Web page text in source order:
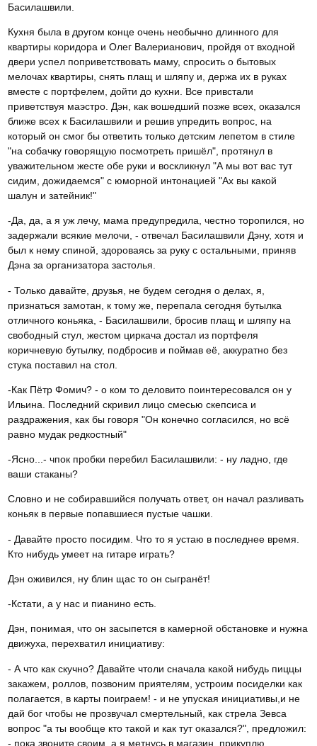
Басилашвили.
Кухня была в другом конце очень необычно длинного для
квартиры коридора и Олег Валерианович, пройдя от входной
двери успел поприветствовать маму, спросить о бытовых
мелочах квартиры, снять плащ и шляпу и, держа их в руках
вместе с портфелем, дойти до кухни. Все привстали
приветствуя маэстро. Дэн, как вошедший позже всех, оказался
ближе всех к Басилашвили и решив упредить вопрос, на
который он смог бы ответить только детским лепетом в стиле
"на собачку говорящую посмотреть пришёл", протянул в
уважительном жесте обе руки и воскликнул "А мы вот вас тут
сидим, дожидаемся" с юморной интонацией "Ах вы какой
шалун и затейник!"
-Да, да, а я уж лечу, мама предупредила, честно торопился, но
задержали всякие мелочи, - отвечал Басилашвили Дэну, хотя и
был к нему спиной, здороваясь за руку с остальными, приняв
Дэна за организатора застолья.
- Только давайте, друзья, не будем сегодня о делах, я,
признаться замотан, к тому же, перепала сегодня бутылка
отличного коньяка, - Басилашвили, бросив плащ и шляпу на
свободный стул, жестом циркача достал из портфеля
коричневую бутылку, подбросив и поймав её, аккуратно без
стука поставил на стол.
-Как Пётр Фомич? - о ком то деловито поинтересовался он у
Ильина. Последний скривил лицо смесью скепсиса и
раздражения, как бы говоря "Он конечно согласился, но всё
равно мудак редкостный"
-Ясно...- чпок пробки перебил Басилашвили: - ну ладно, где
ваши стаканы?
Словно и не собиравшийся получать ответ, он начал разливать
коньяк в первые попавшиеся пустые чашки.
- Давайте просто посидим. Что то я устаю в последнее время.
Кто нибудь умеет на гитаре играть?
Дэн оживился, ну блин щас то он сыгранёт!
-Кстати, а у нас и пианино есть.
Дэн, понимая, что он засыпется в камерной обстановке и нужна
движуха, перехватил инициативу:
- А что как скучно? Давайте чтоли сначала какой нибудь пиццы
закажем, роллов, позвоним приятелям, устроим посиделки как
полагается, в карты поиграем! - и не упуская инициативы,и не
дай бог чтобы не прозвучал смертельный, как стрела Зевса
вопрос "а ты вообще кто такой и как тут оказался?", предложил:
- пока звоните своим, а я метнусь в магазин, прикуплю